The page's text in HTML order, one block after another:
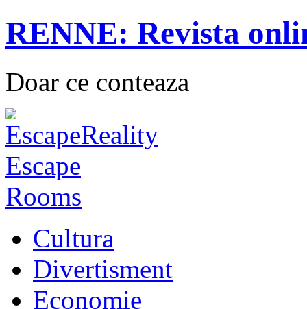
RENNE: Revista
Doar ce conteaza
Cultura
Divertisment
Economie